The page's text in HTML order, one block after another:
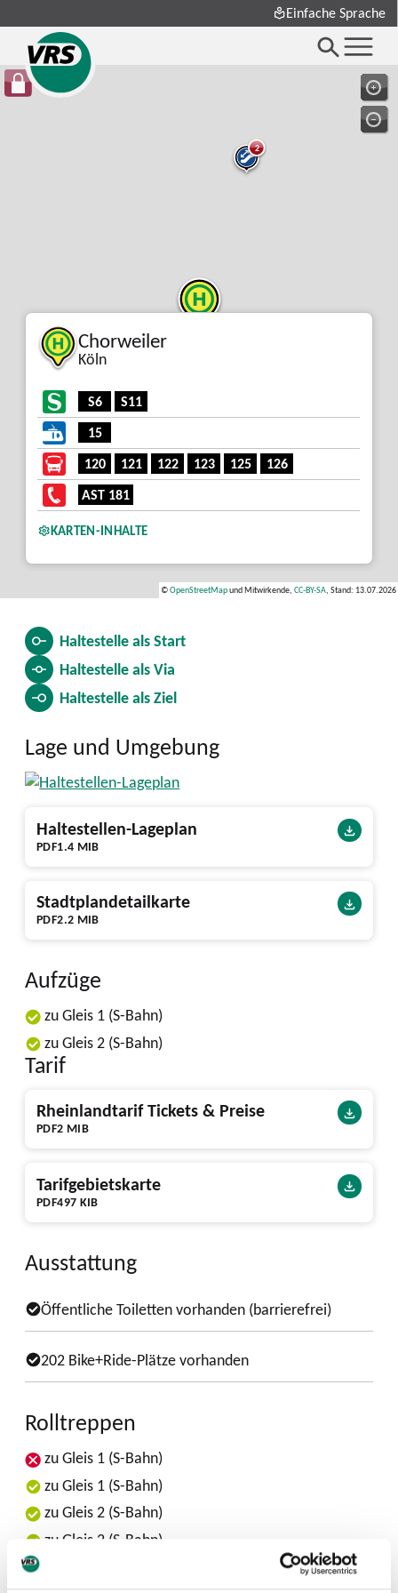
Einfache Sprache
Chorweiler
Köln
S6
S11
15
120
121 122 123 125
126
AST 181
KARTEN-INHALTE
2
2
©OpenStreetMapund Mitwirkende, CC-BY-SA, Stand: 13.07.2026
Haltestelle alsStart
Haltestelle alsVia
Haltestelle alsZiel
Lage und Umgebung
PDF1.4 MIB
Haltestellen-Lageplan
PDF2.2 MIB
Stadtplandetailkarte
Aufzüge
zu Gleis 1 (S-Bahn)
zu Gleis 2 (S-Bahn)
Tarif
PDF2 MIB
Rheinlandtarif Tickets & Preise
PDF497 KIB
Tarifgebietskarte
Ausstattung
Öffentliche Toiletten vorhanden (barrierefrei)
202 Bike+Ride-Plätze vorhanden
Rolltreppen
zu Gleis 1 (S-Bahn)
zu Gleis 1 (S-Bahn)
zu Gleis 2 (S-Bahn)
zu Gleis 2 (S-Bahn)